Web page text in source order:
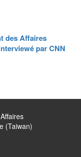
des Affaires
par CNN
(Taiwan)